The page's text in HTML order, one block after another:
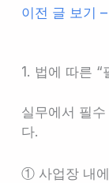
이전 글 보기
1. 법에 따른 “
실무에서 필
다.
① 사업장 내